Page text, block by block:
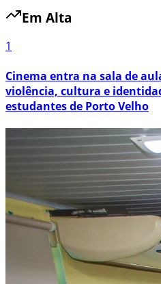
Em Alta
1
Cinema entra na sala de
violência, cultura e
estudantes de Porto Velho